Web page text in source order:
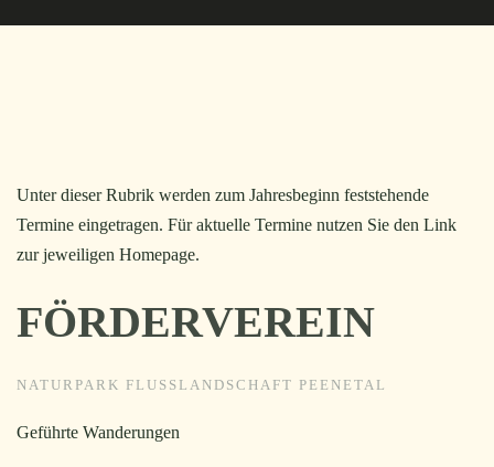
Unter dieser Rubrik werden zum Jahresbeginn feststehende
Termine eingetragen. Für aktuelle Termine nutzen Sie den Link
zur jeweiligen Homepage.
FÖRDERVEREIN
NATURPARK FLUSSLANDSCHAFT PEENETAL
Geführte Wanderungen